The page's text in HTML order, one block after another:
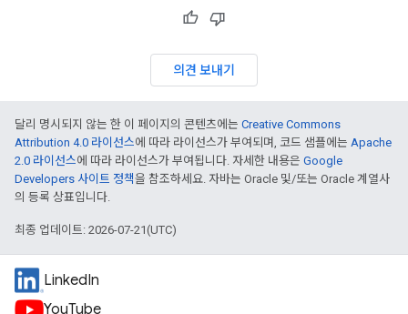
의견 보내기
달리 명시되지 않는 한 이 페이지의 콘텐츠에는 Creative Commons
Attribution 4.0 라이선스에 따라 라이선스가 부여되며, 코드 샘플에는 Apache
2.0 라이선스에 따라 라이선스가 부여됩니다. 자세한 내용은 Google
Developers 사이트 정책을 참조하세요. 자바는 Oracle 및/또는 Oracle 계열사
의 등록 상표입니다.
최종 업데이트: 2026-07-21(UTC)
LinkedIn
YouTube